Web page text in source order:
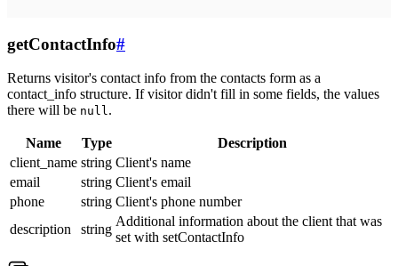
getContactInfo#
Returns visitor's contact info from the contacts form as a
contact_info structure. If visitor didn't fill in some fields, the values
there will be null.
Name Type
Description
client_name string Client's name
email
string Client's email
phone
string Client's phone number
description
string
Additional information about the client that was
set with setContactInfo